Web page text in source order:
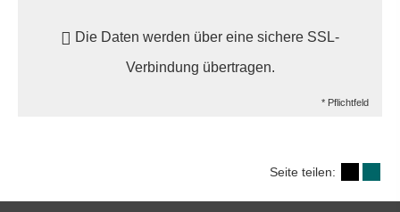
Die Daten werden über eine sichere SSL-
Verbindung übertragen.
* Pflichtfeld
Seite teilen: